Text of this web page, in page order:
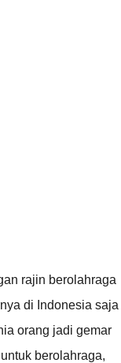
rajin berolahraga
di Indonesia saja
orang jadi gemar
berolahraga,